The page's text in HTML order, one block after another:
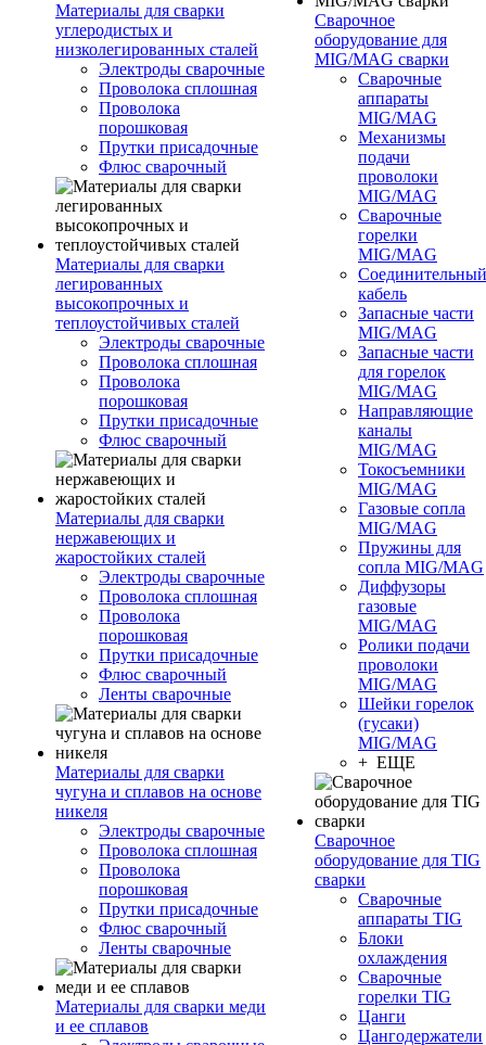
Материалы для сварки
углеродистых и
низколегированных сталей
Электроды сварочные
Проволока сплошная
Проволока
порошковая
Прутки присадочные
Флюс сварочный
Материалы для сварки
легированных
высокопрочных и
теплоустойчивых сталей
Электроды сварочные
Проволока сплошная
Проволока
порошковая
Прутки присадочные
Флюс сварочный
Материалы для сварки
нержавеющих и
жаростойких сталей
Электроды сварочные
Проволока сплошная
Проволока
порошковая
Прутки присадочные
Флюс сварочный
Ленты сварочные
Материалы для сварки
чугуна и сплавов на основе
никеля
Электроды сварочные
Проволока сплошная
Проволока
порошковая
Прутки присадочные
Флюс сварочный
Ленты сварочные
Материалы для сварки меди
и ее сплавов
Сварочное
оборудование для
MIG/MAG сварки
Сварочные
аппараты
MIG/MAG
Механизмы
подачи
проволоки
MIG/MAG
Сварочные
горелки
MIG/MAG
Соединительный
кабель
Запасные части
MIG/MAG
Запасные части
для горелок
MIG/MAG
Направляющие
каналы
MIG/MAG
Токосъемники
MIG/MAG
Газовые сопла
MIG/MAG
Пружины для
сопла MIG/MAG
Диффузоры
газовые
MIG/MAG
Ролики подачи
проволоки
MIG/MAG
Шейки горелок
(гусаки)
MIG/MAG
+ ЕЩЕ
Сварочное
оборудование для TIG
сварки
Сварочные
аппараты TIG
Блоки
охлаждения
Сварочные
горелки TIG
Цанги
Цангодержатели